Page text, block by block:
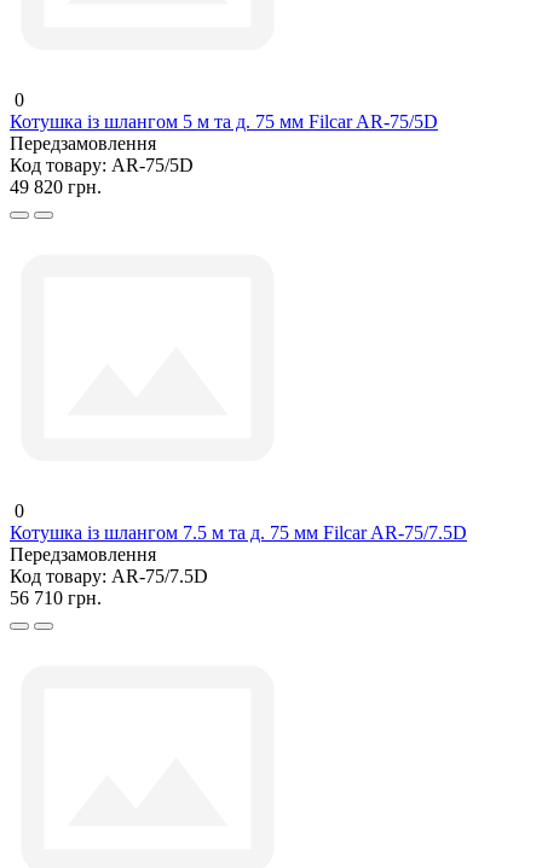
0
Котушка із шлангом 5 м та д. 75 мм Filcar AR-75/5D
Передзамовлення
Код товару: AR-75/5D
49 820 грн.
0
Котушка із шлангом 7.5 м та д. 75 мм Filcar AR-75/7.5D
Передзамовлення
Код товару: AR-75/7.5D
56 710 грн.